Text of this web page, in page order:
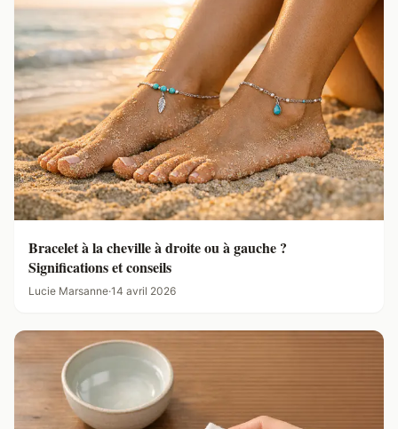
Bracelet à la cheville à droite ou à gauche ?
Significations et conseils
Lucie Marsanne·14 avril 2026